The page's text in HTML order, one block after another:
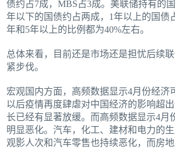
债约占7成，MBS占3成。美联储持有的
年以下的国债约占两成，1年以上的国债
年和5年以上的比例都为40%左右。
总体来看，目前还是市场还是担忧后续
紧步伐。
宏观国内方面，高频数据显示4月份经济
以后疫情再度肆虐对中国经济的影响超
长已经有显著放缓。而高频数据显示4月
明显恶化。汽车，化工、建材和电力的生
观影人次和汽车零售也持续恶化，而房